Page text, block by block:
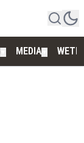
MEDIA